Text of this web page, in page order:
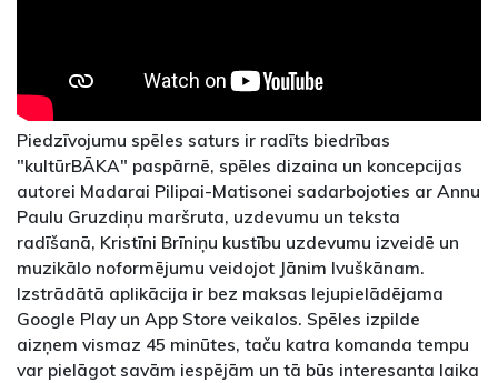
Piedzīvojumu spēles saturs ir radīts biedrības
"kultūrBĀKA" paspārnē, spēles dizaina un koncepcijas
autorei Madarai Pilipai-Matisonei sadarbojoties ar Annu
Paulu Gruzdiņu maršruta, uzdevumu un teksta
radīšanā, Kristīni Brīniņu kustību uzdevumu izveidē un
muzikālo noformējumu veidojot Jānim Ivuškānam.
Izstrādātā aplikācija ir bez maksas lejupielādējama
Google Play un App Store veikalos. Spēles izpilde
aizņem vismaz 45 minūtes, taču katra komanda tempu
var pielāgot savām iespējām un tā būs interesanta laika